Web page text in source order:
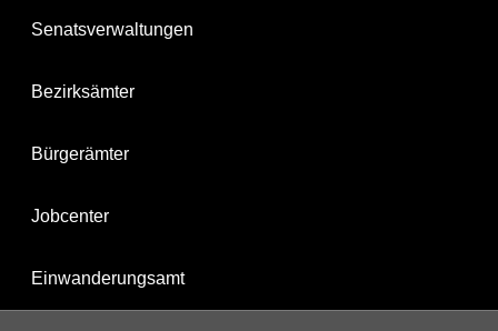
Senatsverwaltungen
Bezirksämter
Bürgerämter
Jobcenter
Einwanderungsamt